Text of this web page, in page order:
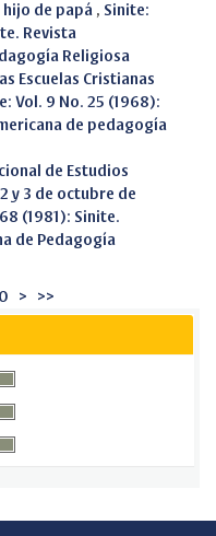
hijo de papá , Sinite:
Revista
Religiosa
Escuelas Cristianas
Vol. 9 No. 25 (1968):
de pedagogía
de Estudios
y 3 de octubre de
(1981): Sinite.
de Pedagogía
> >>